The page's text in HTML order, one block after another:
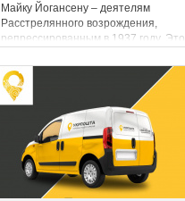
Майку Йогансену – деятелям
Расстрелянного возрождения,
репрессированным в 1937 году. Это
возвращающей в украинское
пространство имена уничтоженной
интеллигенции.